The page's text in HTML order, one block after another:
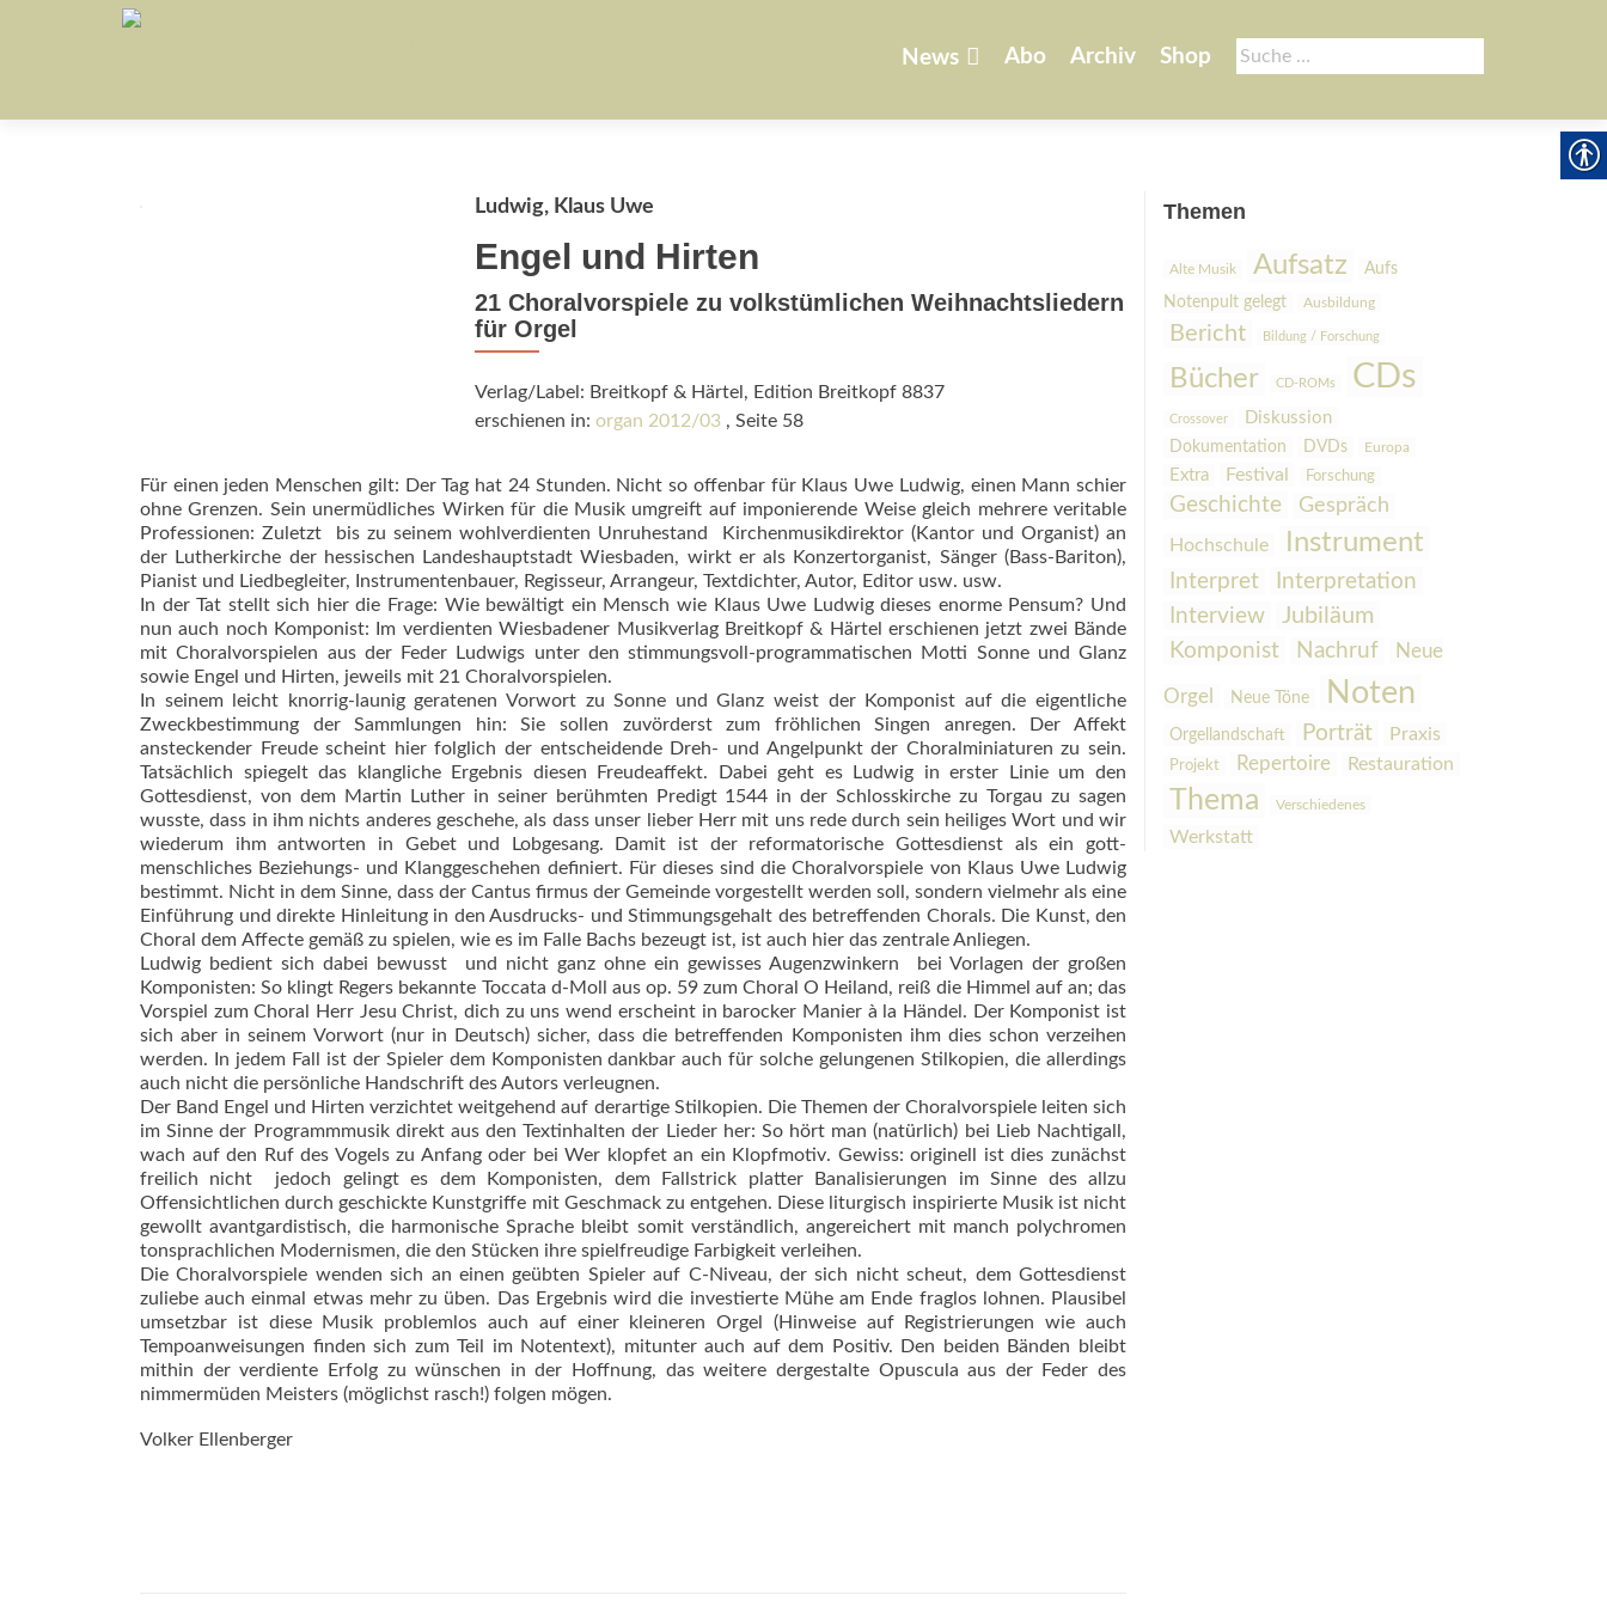
Suche
nach:
springen
News Abo Archiv Shop
Ludwig, Klaus Uwe
Engel und Hirten
21 Choralvorspiele zu volkstümlichen Weihnachtsliedern
für Orgel
Verlag/Label: Breitkopf & Härtel, Edition Breitkopf 8837
erschienen in: organ 2012/03, Seite 58
Für einen jeden Menschen gilt: Der Tag hat 24 Stunden. Nicht so offenbar für Klaus Uwe Ludwig, einen Mann schier
ohne Grenzen. Sein unermüdliches Wirken für die Musik umgreift auf imponierende Weise gleich mehrere veritable
Professionen: Zuletzt  bis zu seinem wohlverdienten Unruhestand  Kirchenmusikdirektor (Kantor und Organist) an
der Lutherkirche der hessischen Landeshauptstadt Wiesbaden, wirkt er als Konzertorganist, Sänger (Bass-Bariton),
Pianist und Liedbegleiter, Instrumentenbauer, Regisseur, Arrangeur, Textdichter, Autor, Editor usw. usw.
In der Tat stellt sich hier die Frage: Wie bewältigt ein Mensch wie Klaus Uwe Ludwig dieses enorme Pensum? Und
nun auch noch Komponist: Im verdienten Wiesbadener Musikverlag Breitkopf & Härtel erschienen jetzt zwei Bände
mit Choralvorspielen aus der Feder Ludwigs unter den stimmungsvoll-programmatischen Motti Sonne und Glanz
sowie Engel und Hirten, jeweils mit 21 Choralvorspielen.
In seinem leicht knorrig-launig geratenen Vorwort zu Sonne und Glanz weist der Komponist auf die eigentliche
Zweckbestimmung der Sammlungen hin: Sie sollen zuvörderst zum fröhlichen Singen anregen. Der Affekt
ansteckender Freude scheint hier folglich der entscheidende Dreh- und Angelpunkt der Choralminiaturen zu sein.
Tatsächlich spiegelt das klangliche Ergebnis diesen Freudeaffekt. Dabei geht es Ludwig in erster Linie um den
Gottesdienst, von dem Martin Luther in seiner berühmten Predigt 1544 in der Schlosskirche zu Torgau zu sagen
wusste, dass in ihm nichts anderes geschehe, als dass unser lieber Herr mit uns rede durch sein heiliges Wort und wir
wiederum ihm antworten in Gebet und Lobgesang. Damit ist der reformatorische Gottesdienst als ein gott-
menschliches Beziehungs- und Klanggeschehen definiert. Für dieses sind die Choralvorspiele von Klaus Uwe Ludwig
bestimmt. Nicht in dem Sinne, dass der Cantus firmus der Gemeinde vorgestellt werden soll, sondern vielmehr als eine
Einführung und direkte Hinleitung in den Ausdrucks- und Stimmungsgehalt des betreffenden Chorals. Die Kunst, den
Choral dem Affecte gemäß zu spielen, wie es im Falle Bachs bezeugt ist, ist auch hier das zentrale Anliegen.
Ludwig bedient sich dabei bewusst  und nicht ganz ohne ein gewisses Augenzwinkern  bei Vorlagen der großen
Komponisten: So klingt Regers bekannte Toccata d-Moll aus op. 59 zum Choral O Heiland, reiß die Himmel auf an; das
Vorspiel zum Choral Herr Jesu Christ, dich zu uns wend erscheint in barocker Manier à la Händel. Der Komponist ist
sich aber in seinem Vorwort (nur in Deutsch) sicher, dass die betreffenden Komponisten ihm dies schon verzeihen
werden. In jedem Fall ist der Spieler dem Komponisten dankbar auch für solche gelungenen Stilkopien, die allerdings
auch nicht die persönliche Handschrift des Autors verleugnen.
Der Band Engel und Hirten verzichtet weitgehend auf derartige Stilkopien. Die Themen der Choralvorspiele leiten sich
im Sinne der Programmmusik direkt aus den Textinhalten der Lieder her: So hört man (natürlich) bei Lieb Nachtigall,
wach auf den Ruf des Vogels zu Anfang oder bei Wer klopfet an ein Klopfmotiv. Gewiss: originell ist dies zunächst
freilich nicht  jedoch gelingt es dem Komponisten, dem Fallstrick platter Banalisierungen im Sinne des allzu
Offensichtlichen durch geschickte Kunstgriffe mit Geschmack zu entgehen. Diese liturgisch inspirierte Musik ist nicht
gewollt avantgardistisch, die harmonische Sprache bleibt somit verständlich, angereichert mit manch polychromen
tonsprachlichen Modernismen, die den Stücken ihre spielfreudige Farbigkeit verleihen.
Die Choralvorspiele wenden sich an einen geübten Spieler auf C-Niveau, der sich nicht scheut, dem Gottesdienst
zuliebe auch einmal etwas mehr zu üben. Das Ergebnis wird die investierte Mühe am Ende fraglos lohnen. Plausibel
umsetzbar ist diese Musik problemlos auch auf einer kleineren Orgel (Hinweise auf Registrierungen wie auch
Tempoanweisungen finden sich zum Teil im Notentext), mitunter auch auf dem Positiv. Den beiden Bänden bleibt
mithin der verdiente Erfolg zu wünschen in der Hoffnung, das weitere dergestalte Opuscula aus der Feder des
nimmermüden Meisters (möglichst rasch!) folgen mögen.
Volker Ellenberger
Themen
Alte Musik Aufsatz
Aufs
Notenpult gelegt
Ausbildung
Bericht Bildung / Forschung
Bücher CD-ROMs CDs
Crossover Diskussion
Dokumentation DVDs Europa
Extra Festival Forschung
Geschichte Gespräch
Hochschule Instrument
Interpret
Interpretation
Interview
Jubiläum
Komponist
Nachruf Neue
Orgel Neue Töne Noten
Orgellandschaft Porträt Praxis
Projekt Repertoire Restauration
Thema Verschiedenes
Werkstatt